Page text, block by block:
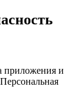
приложения и